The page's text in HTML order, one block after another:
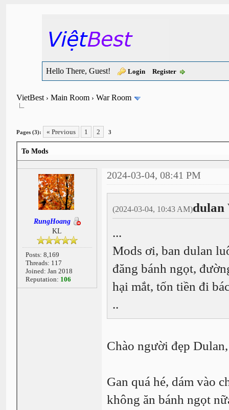
Hello There, Guest! Login Register
VietBest›Main Room › War Room
Pages (3): « Previous 1 2 3
To Mods
RungHoang
KL
Posts: 8,169
Threads: 117
Joined: Jan 2018
Reputation: 106
2024-03-04, 08:41 PM
(2024-03-04, 10:43 AM)dulan
...
Mods ơi, ban dulan
đăng bánh ngọt,
hại mắt, tốn tiền đi
..
Chào người đẹp Dulan,
Gan quá hé, dám vào
không ăn bánh ngọt